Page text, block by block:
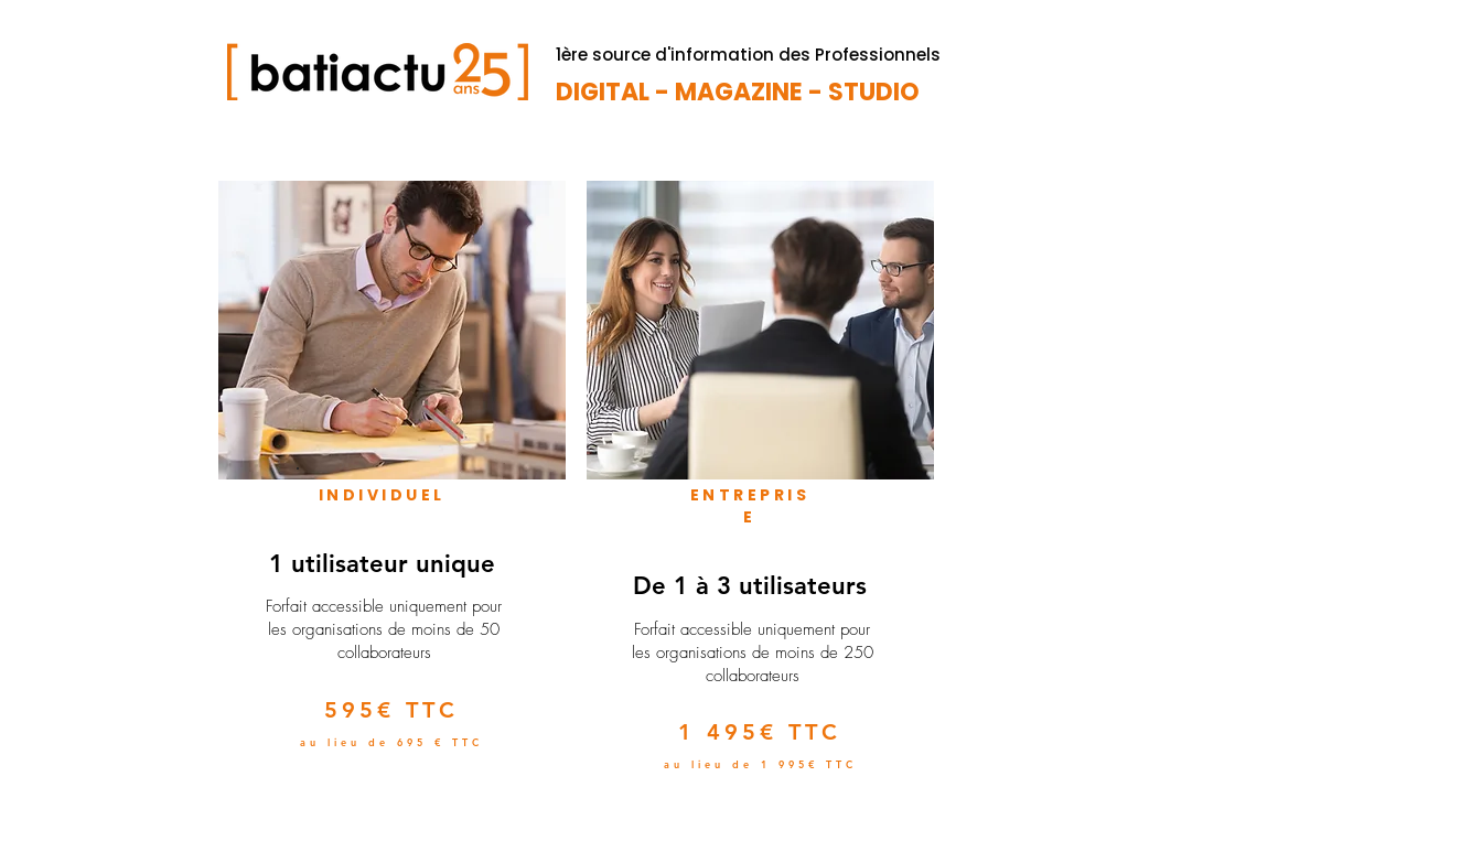
1ère source d'information des Professionnels
DIGITAL - MAGAZINE - STUDIO
INDIVIDUEL
1 utilisateur unique
​Forfait accessible uniquement pour
les organisations de moins de 50
collaborateurs
595€ TTC
au lieu de 695 € TTC
ENTREPRIS
E
De 1 à 3 utilisateurs
Forfait accessible uniquement pour
les organisations de moins de 250
collaborateurs
1 495€ TTC
au lieu de 1 995€ TTC